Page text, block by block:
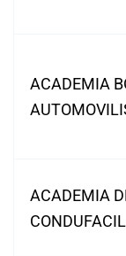
ACADEMIA
ACADEMIA